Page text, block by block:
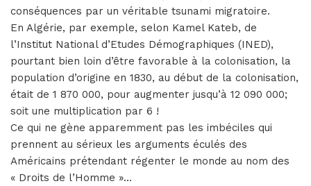
conséquences par un véritable tsunami migratoire.
En Algérie, par exemple, selon Kamel Kateb, de
l’Institut National d’Etudes Démographiques (INED),
pourtant bien loin d’être favorable à la colonisation, la
population d’origine en 1830, au début de la colonisation,
était de 1 870 000, pour augmenter jusqu’à 12 090 000;
soit une multiplication par 6 !
Ce qui ne gène apparemment pas les imbéciles qui
prennent au sérieux les arguments éculés des
Américains prétendant régenter le monde au nom des
« Droits de l’Homme »…